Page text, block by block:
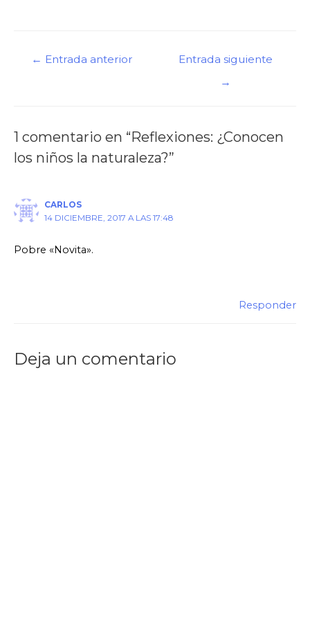
← Entrada anterior
Entrada siguiente
→
1 comentario en “Reflexiones: ¿Conocen
los niños la naturaleza?”
CARLOS
14 DICIEMBRE, 2017 A LAS 17:48
Pobre «Novita».
Responder
Deja un comentario